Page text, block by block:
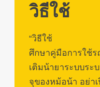
วิธีใช้
“วิธีใช้
ศึกษาคู่มือการใช้ร
เติมน้ายาระบบระ
จุของหม้อน้า อย่า